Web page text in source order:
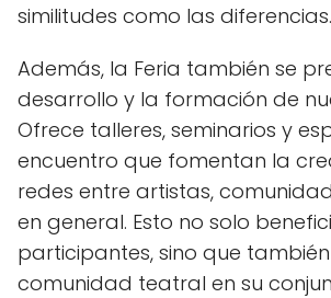
similitudes como las diferencias.
Además, la Feria también se
desarrollo y la formación de
Ofrece talleres, seminarios y
encuentro que fomentan la
redes entre artistas,
en general. Esto no solo
participantes, sino que
comunidad teatral en su